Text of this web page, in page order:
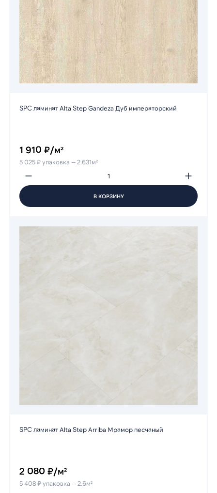
SPC ламинат Alta Step Gandeza Дуб императорский
1 910 ₽/м²
5 025 ₽ упаковка — 2.631м²
В КОРЗИНУ
SPC ламинат Alta Step Arriba Мрамор песчаный
2 080 ₽/м²
5 408 ₽ упаковка — 2.6м²